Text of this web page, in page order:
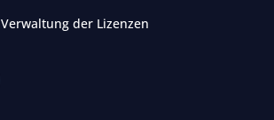
Verwaltung der Lizenzen